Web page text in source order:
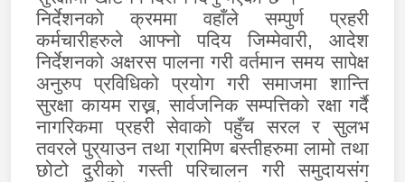
निर्देशनको क्रममा वहाँले सम्पुर्ण प्रहरी
कर्मचारीहरुले आफ्नो पदिय जिम्मेवारी, आदेश
निर्देशनको अक्षरस पालना गरी वर्तमान समय सापेक्ष
अनुरुप प्रविधिको प्रयोग गरी समाजमा शान्ति
सुरक्षा कायम राख्न,सार्वजनिक सम्पत्तिको रक्षा गर्दै
नागरिकमा प्रहरी सेवाको पहुँच सरल र सुलभ
तवरले पुर्याउन तथा ग्रामिण बस्तीहरुमा लामो तथा
छोटो दुरीको गस्ती परिचालन गरी समुदायसंग